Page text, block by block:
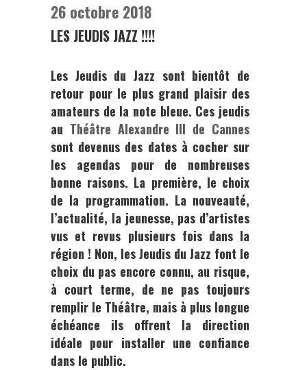
26 octobre 2018
LES JEUDIS JAZZ !!!!
Les Jeudis du Jazz sont bientôt de
retour pour le plus grand plaisir des
amateurs de la note bleue. Ces jeudis
au Théâtre Alexandre III de Cannes
sont devenus des dates à cocher sur
les agendas pour de nombreuses
bonne raisons. La première, le choix
de la programmation. La nouveauté,
l’actualité, la jeunesse, pas d’artistes
vus et revus plusieurs fois dans la
région ! Non, les Jeudis du Jazz font le
choix du pas encore connu, au risque,
à court terme, de ne pas toujours
remplir le Théâtre, mais à plus longue
échéance ils offrent la direction
idéale pour installer une confiance
dans le public.